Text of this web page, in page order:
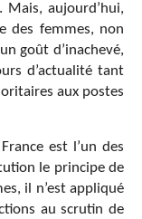
aujourd’hui,
des femmes, non
goût d’inachevé,
d’actualité tant
aux postes
est l’un des
le principe de
il n’est appliqué
au scrutin de